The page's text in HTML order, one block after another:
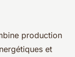
production
et